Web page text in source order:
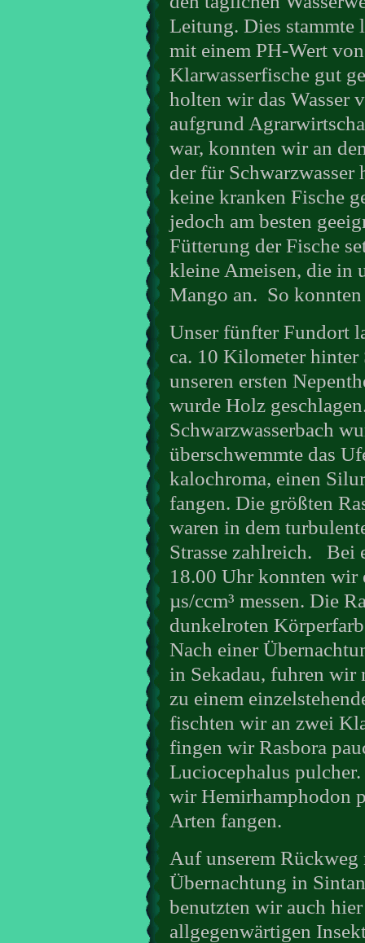
Leitung. Dies stammte
mit einem PH-Wert
Klarwasserfische gut
holten wir das Wasser
aufgrund
war, konnten wir an
der für
keine kranken Fische
jedoch am besten
Fütterung der Fische
kleine Ameisen, die in
Mango an. So
Unser fünfter Fundort
ca. 10 Kilometer
unseren ersten
wurde Holz
Schwarzwasserbach
überschwemmte das
kalochroma, einen
fangen. Die größten
waren in dem
Strasse zahlreich.
Bei
18.00 Uhr konnten wir
µs/ccm³ messen. Die
dunkelroten
Nach einer
in Sekadau, fuhren wir
zu einem
fischten wir an zwei
fingen wir Rasbora
Luciocephalus
wir Hemirhamphodon
Arten fangen.
Auf unserem Rückweg
Übernachtung in
benutzten wir auch
allgegenwärtigen